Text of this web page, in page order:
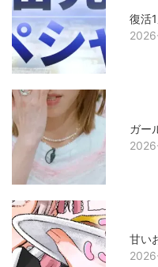
復活
ガー
甘い